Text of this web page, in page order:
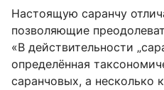
Настоящую саранчу
позволяющие
«В действительности
определённая
саранчовых, а несколько